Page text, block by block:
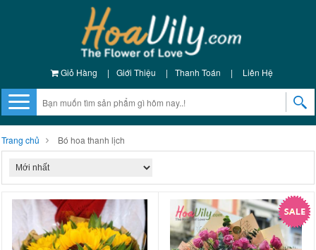
Giỏ Hàng | Giới Thiệu | Thanh Toán | Liên Hệ
Trang chủ Bó hoa thanh lịch